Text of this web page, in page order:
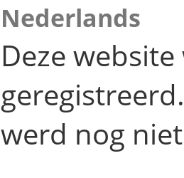
Nederlands
Deze
werd nog